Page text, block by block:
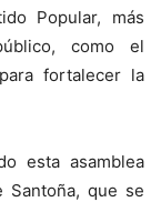
Popular, más
como el
fortalecer la
esta asamblea
Santoña, que se